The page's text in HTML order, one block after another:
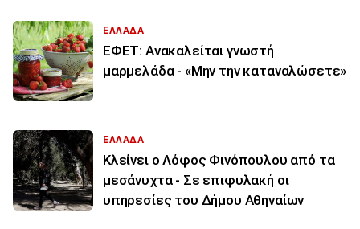
ΕΛΛΑΔΑ
ΕΦΕΤ: Ανακαλείται γνωστή
μαρμελάδα - «Μην την καταναλώσετε»
ΕΛΛΑΔΑ
Κλείνει ο Λόφος Φινόπουλου από τα
μεσάνυχτα - Σε επιφυλακή οι
υπηρεσίες του Δήμου Αθηναίων